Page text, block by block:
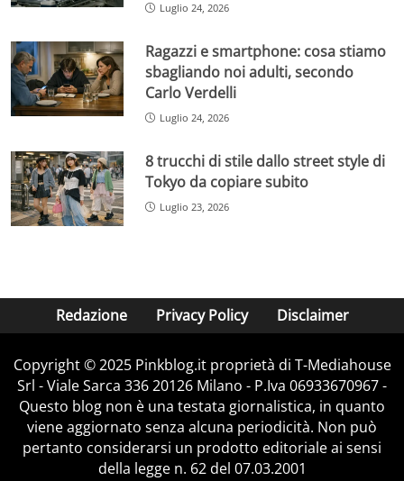
Luglio 24, 2026
Ragazzi e smartphone: cosa stiamo
sbagliando noi adulti, secondo
Carlo Verdelli
Luglio 24, 2026
8 trucchi di stile dallo street style di
Tokyo da copiare subito
Luglio 23, 2026
Redazione Privacy Policy Disclaimer
Copyright © 2025 Pinkblog.it proprietà di T-Mediahouse
Srl - Viale Sarca 336 20126 Milano - P.Iva 06933670967 -
Questo blog non è una testata giornalistica, in quanto
viene aggiornato senza alcuna periodicità. Non può
pertanto considerarsi un prodotto editoriale ai sensi
della legge n. 62 del 07.03.2001